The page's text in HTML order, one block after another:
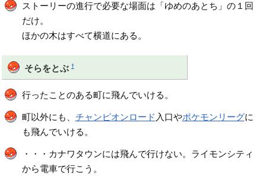
ストーリーの進行で必要な場面は「ゆめのあとち」の１回
だけ。
ほかの木はすべて横道にある。
そらをとぶ †
行ったことのある町に飛んでいける。
町以外にも、 チャンピオンロード 入口やポケモンリーグに
も飛んでいける。
・・・カナワタウンには飛んで行けない。ライモンシティ
から電車で行こう。